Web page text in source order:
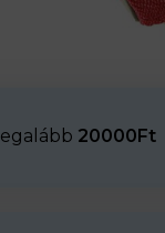
20000Ft